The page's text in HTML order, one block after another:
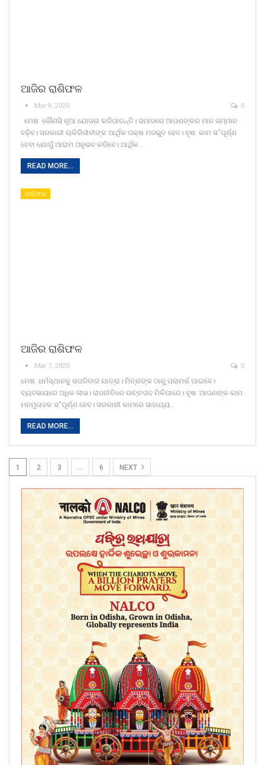
ଆଜିର ରାଶିଫଳ
Mar 9, 2020 0
ମେଷ: କୌଣସି ନୂଆ ଯୋଜନା କରିପାରନ୍ତି। ସମାଜରେ ଆପଣଙ୍କର ମାନ ସମ୍ମାନ
ବଢ଼ିବ। ସରକାରୀ ଚାକିରିଜୀବୀଙ୍କ ଆର୍ଥିକ ପକ୍ଷ ମଜଭୁତ ହେବ। ବୃଷ: କାମ ସ˚ପୂର୍ଣ୍ଣ
ହେବା ଯୋଗୁଁ ଆରାମ ଅନୁଭବ କରିବେ। ଆର୍ଥିକ…
READ MORE...
ରାଶିଫଳ
ଆଜିର ରାଶିଫଳ
Mar 7, 2020 0
ମେଷ: ଧର୍ମସ୍ଥାନକୁ ସପରିବାର ଯାତ୍ରା। ମିତ୍ରଙ୍କ ଠାରୁ ପରାମର୍ଶ ପାଇବେ।
ବ୍ୟବସାୟରେ ଅଧିକ ଲାଭ। ରାଜନୀତିରେ ଉଚ୍ଚପଦ ମିଳିପାରେ। ବୃଷ: ଆପଣଙ୍କ କାମ
ମନମୁତାବକ ସ˚ପୂର୍ଣ୍ଣ ହେବ। ସରକାରୀ କାମରେ ସାହାଯ୍ୟ…
READ MORE...
1 2 3 6 NEXT